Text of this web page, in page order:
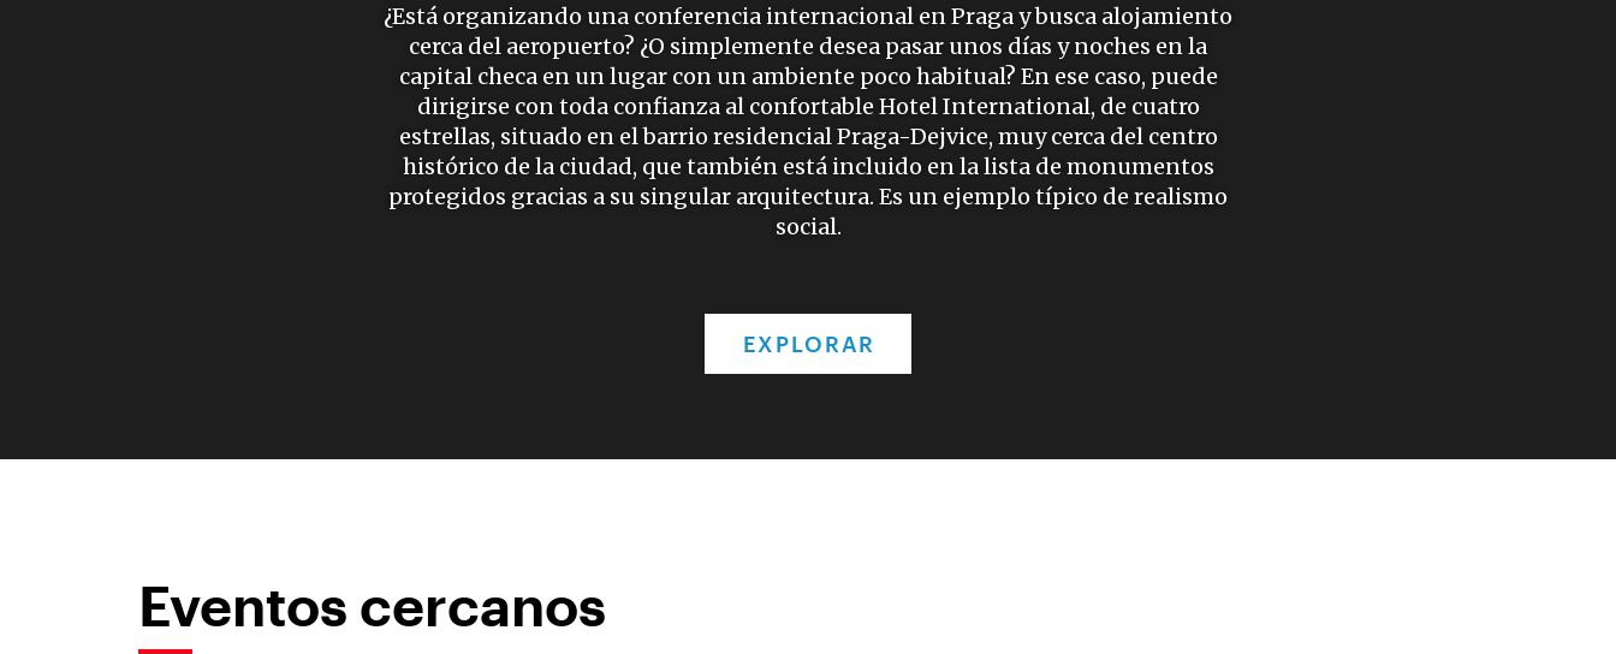
¿Está organizando una conferencia internacional en Praga y busca alojamiento
cerca del aeropuerto? ¿O simplemente desea pasar unos días y noches en la
capital checa en un lugar con un ambiente poco habitual? En ese caso, puede
dirigirse con toda confianza al confortable Hotel International, de cuatro
estrellas, situado en el barrio residencial Praga-Dejvice, muy cerca del centro
histórico de la ciudad, que también está incluido en la lista de monumentos
protegidos gracias a su singular arquitectura. Es un ejemplo típico de realismo
social.
EXPLORAR
Eventos cercanos